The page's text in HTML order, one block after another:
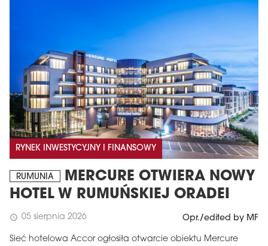
RYNEK INWESTYCYJNY I FINANSOWY
RUMUNIA
MERCURE OTWIERA NOWY
HOTEL W RUMUŃSKIEJ ORADEI
schedule 05 sierpnia 2026 Opr./edited by MF
Sieć hotelowa Accor ogłosiła otwarcie obiektu Mercure